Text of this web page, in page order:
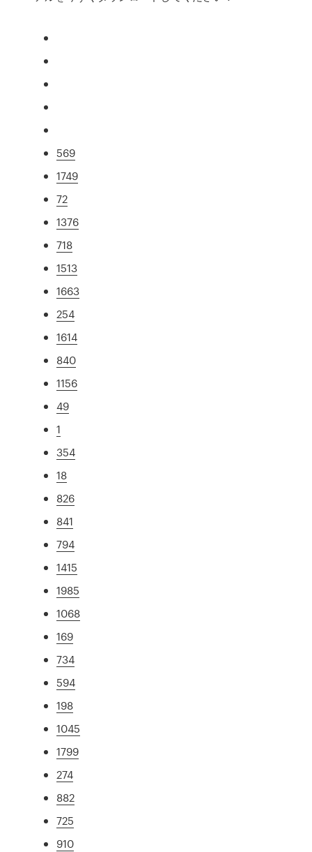
569
1749
72
1376
718
1513
1663
254
1614
840
1156
49
1
354
18
826
841
794
1415
1985
1068
169
734
594
198
1045
1799
274
882
725
910